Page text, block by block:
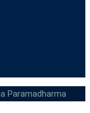
Paramadharma